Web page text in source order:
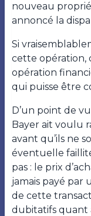
nouveau
annoncé la
Si
cette
opération
qui puisse être
D’un point de
Bayer ait voulu
avant qu’ils ne
éventuelle
pas : le prix
jamais payé par
de cette
dubitatifs quant